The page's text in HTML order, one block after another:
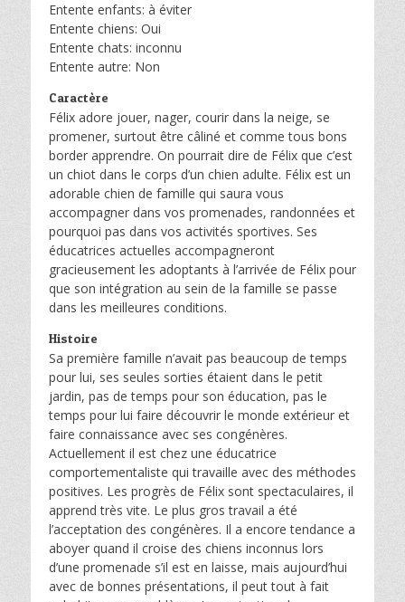
Entente enfants: à éviter
Entente chiens: Oui
Entente chats: inconnu
Entente autre: Non
Caractère
Félix adore jouer, nager, courir dans la neige, se
promener, surtout être câliné et comme tous bons
border apprendre. On pourrait dire de Félix que c’est
un chiot dans le corps d’un chien adulte. Félix est un
adorable chien de famille qui saura vous
accompagner dans vos promenades, randonnées et
pourquoi pas dans vos activités sportives. Ses
éducatrices actuelles accompagneront
gracieusement les adoptants à l’arrivée de Félix pour
que son intégration au sein de la famille se passe
dans les meilleures conditions.
Histoire
Sa première famille n’avait pas beaucoup de temps
pour lui, ses seules sorties étaient dans le petit
jardin, pas de temps pour son éducation, pas le
temps pour lui faire découvrir le monde extérieur et
faire connaissance avec ses congénères.
Actuellement il est chez une éducatrice
comportementaliste qui travaille avec des méthodes
positives. Les progrès de Félix sont spectaculaires, il
apprend très vite. Le plus gros travail a été
l’acceptation des congénères. Il a encore tendance a
aboyer quand il croise des chiens inconnus lors
d’une promenade s’il est en laisse, mais aujourd’hui
avec de bonnes présentations, il peut tout à fait